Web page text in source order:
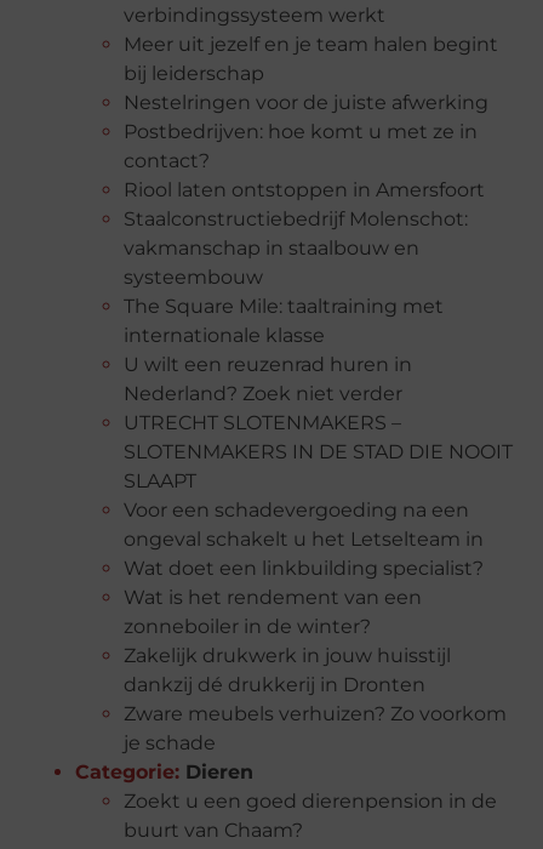
verbindingssysteem werkt
Meer uit jezelf en je team halen begint
bij leiderschap
Nestelringen voor de juiste afwerking
Postbedrijven: hoe komt u met ze in
contact?
Riool laten ontstoppen in Amersfoort
Staalconstructiebedrijf Molenschot:
vakmanschap in staalbouw en
systeembouw
The Square Mile: taaltraining met
internationale klasse
U wilt een reuzenrad huren in
Nederland? Zoek niet verder
UTRECHT SLOTENMAKERS –
SLOTENMAKERS IN DE STAD DIE NOOIT
SLAAPT
Voor een schadevergoeding na een
ongeval schakelt u het Letselteam in
Wat doet een linkbuilding specialist?
Wat is het rendement van een
zonneboiler in de winter?
Zakelijk drukwerk in jouw huisstijl
dankzij dé drukkerij in Dronten
Zware meubels verhuizen? Zo voorkom
je schade
Categorie: Dieren
Zoekt u een goed dierenpension in de
buurt van Chaam?